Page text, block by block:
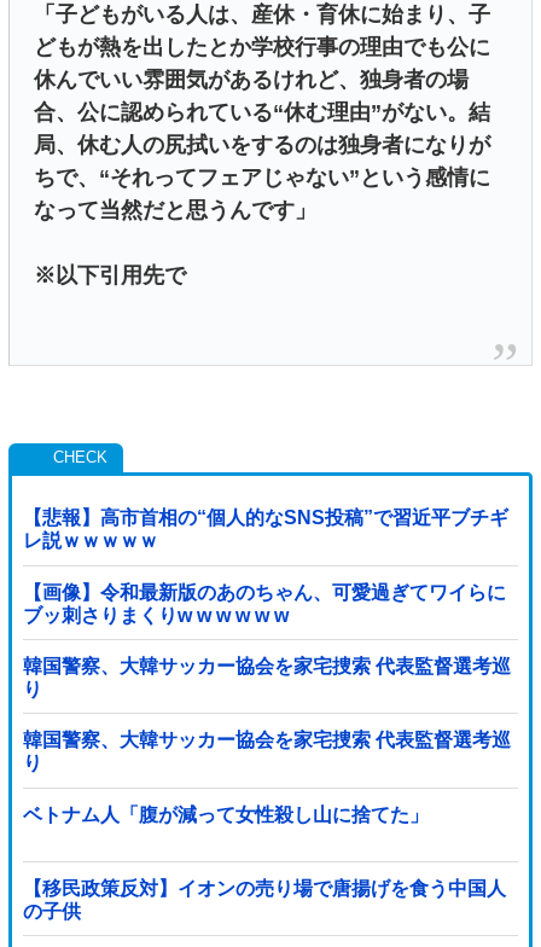
「子どもがいる人は、産休・育休に始まり、子
どもが熱を出したとか学校行事の理由でも公に
休んでいい雰囲気があるけれど、独身者の場
合、公に認められている“休む理由”がない。結
局、休む人の尻拭いをするのは独身者になりが
ちで、“それってフェアじゃない”という感情に
なって当然だと思うんです」
※以下引用先で
【悲報】高市首相の“個人的なSNS投稿”で習近平ブチギ
レ説ｗｗｗｗｗ
【画像】令和最新版のあのちゃん、可愛過ぎてワイらに
ブッ刺さりまくりw w w w w w
韓国警察、大韓サッカー協会を家宅捜索 代表監督選考巡
り
韓国警察、大韓サッカー協会を家宅捜索 代表監督選考巡
り
ベトナム人「腹が減って女性殺し山に捨てた」
【移民政策反対】イオンの売り場で唐揚げを食う中国人
の子供